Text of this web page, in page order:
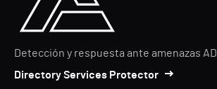
Detección y respuesta ante amenazas AD
Directory Services Protector